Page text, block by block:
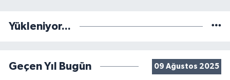
Yükleniyor...
Geçen Yıl Bugün 09 Ağustos 2025